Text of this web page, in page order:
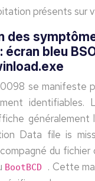
présents sur
des
bleu
se manifeste
identifiables.
généralement
Data file is
du fichier
BootBCD . Cette